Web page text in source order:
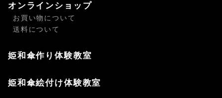
オンラインショップ
お買い物について
送料について
姫和傘作り体験教室
姫和傘絵付け体験教室